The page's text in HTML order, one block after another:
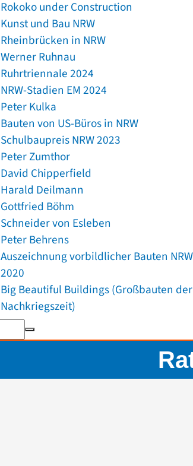
Rokoko under Construction
Kunst und Bau NRW
Rheinbrücken in NRW
Werner Ruhnau
Ruhrtriennale 2024
NRW-Stadien EM 2024
Peter Kulka
Bauten von US-Büros in NRW
Schulbaupreis NRW 2023
Peter Zumthor
David Chipperfield
Harald Deilmann
Gottfried Böhm
Schneider von Esleben
Peter Behrens
Auszeichnung vorbildlicher Bauten NRW
2020
Big Beautiful Buildings (Großbauten der
Nachkriegszeit)